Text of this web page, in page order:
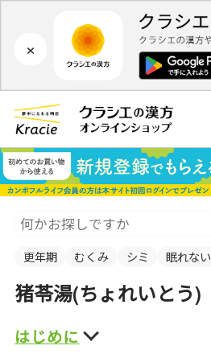
×
更年期 むくみ シミ 眠れない
猪苓湯(ちょれいとう)
はじめに